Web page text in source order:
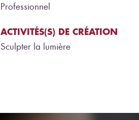
Professionnel
ACTIVITÉS(S) DE CRÉATION
Sculpter la lumière